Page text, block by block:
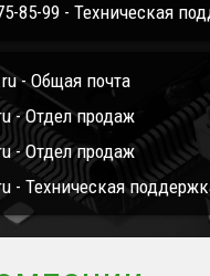
85-99 - Техническая
- Общая почта
- Отдел продаж
- Отдел продаж
- Техническая